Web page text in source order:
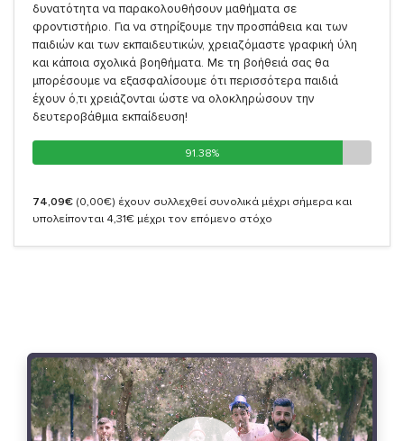
δυνατότητα να παρακολουθήσουν μαθήματα σε
φροντιστήριο. Για να στηρίξουμε την προσπάθεια και των
παιδιών και των εκπαιδευτικών, χρειαζόμαστε γραφική ύλη
και κάποια σχολικά βοηθήματα. Με τη βοήθειά σας θα
μπορέσουμε να εξασφαλίσουμε ότι περισσότερα παιδιά
έχουν ό,τι χρειάζονται ώστε να ολοκληρώσουν την
δευτεροβάθμια εκπαίδευση!
91.38%
91.38%
74,09€ (0,00€) έχουν συλλεχθεί συνολικά μέχρι σήμερα και
υπολείπονται 4,31€ μέχρι τον επόμενο στόχο